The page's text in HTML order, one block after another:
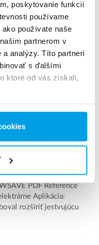
poskytovanie funkcií
používame
používate naše
partnerom v
analýzy. Títo partneri
s ďalšími
ktoré od vás získali,
- úpravňa v
left or right arrows
PDF Reference
Aplikácia:
rozšíriť jestvujúcu